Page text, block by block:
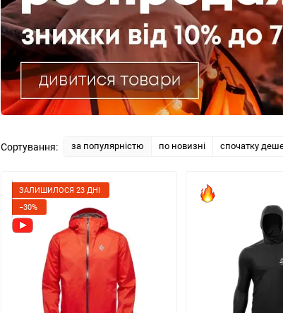
Сортування: за популярністю по новизні спочатку
ЗАЛИШИЛОСЯ 23 ДНІ
−30%